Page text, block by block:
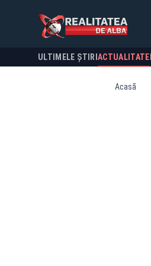
ULTIMELE ȘTIRI ACTUALITATE
Acasă